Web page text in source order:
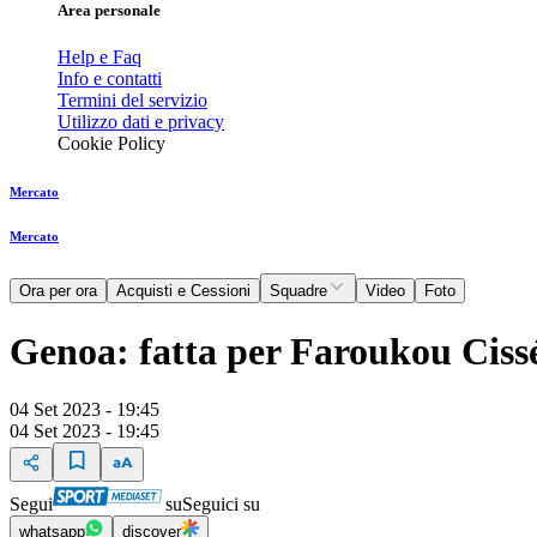
Area personale
Help e Faq
Info e contatti
Termini del servizio
Utilizzo dati e privacy
Cookie Policy
Mercato
Mercato
Ora per ora Acquisti e Cessioni Squadre Video Foto
Genoa: fatta per Faroukou
04 Set 2023 - 19:45
04 Set 2023 - 19:45
Segui suSeguici su
whatsapp discover